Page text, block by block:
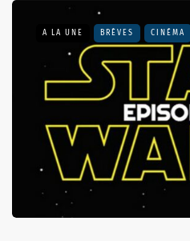
A LA UNE BRÈVES CINÉMA